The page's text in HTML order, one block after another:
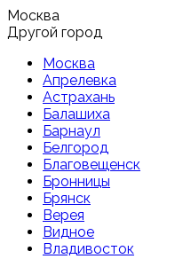
Москва
Другой город
Москва
Апрелевка
Астрахань
Балашиха
Барнаул
Белгород
Благовещенск
Бронницы
Брянск
Верея
Видное
Владивосток